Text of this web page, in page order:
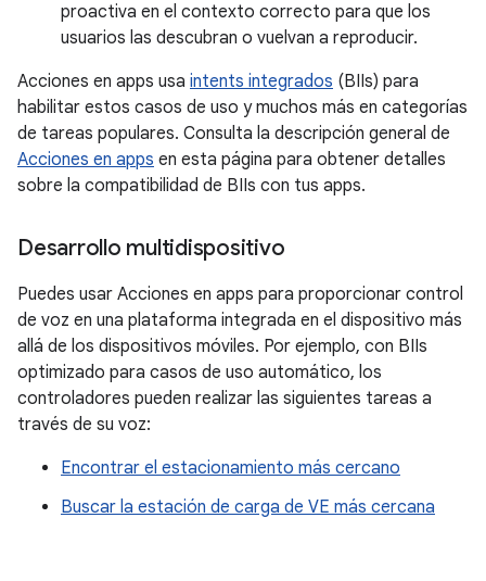
proactiva en el contexto correcto para que los
usuarios las descubran o vuelvan a reproducir.
Acciones en apps usa intents integrados (BIIs) para
habilitar estos casos de uso y muchos más en categorías
de tareas populares. Consulta la descripción general de
Acciones en apps en esta página para obtener detalles
sobre la compatibilidad de BIIs con tus apps.
Desarrollo multidispositivo
Puedes usar Acciones en apps para proporcionar control
de voz en una plataforma integrada en el dispositivo más
allá de los dispositivos móviles. Por ejemplo, con BIIs
optimizado para casos de uso automático, los
controladores pueden realizar las siguientes tareas a
través de su voz:
Encontrar el estacionamiento más cercano
Buscar la estación de carga de VE más cercana